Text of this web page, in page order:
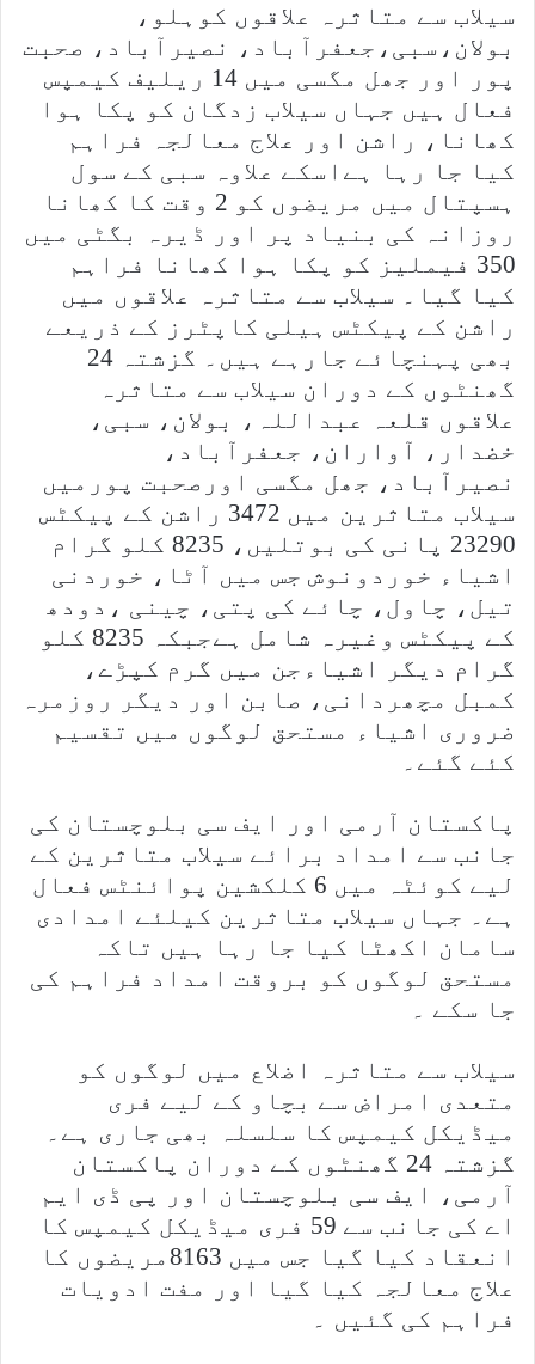
سیلاب سے متاثرہ علاقوں کوہلو،
بولان،سبی،جعفرآباد، نصیرآباد، صحبت
پور اور جھل مگسی میں 14 ریلیف کیمپس
فعال ہیں جہاں سیلاب زدگان کو پکا ہوا
کھانا، راشن اور علاج معالجہ فراہم
کیا جا رہا ہےاسکے علاوہ سبی کے سول
ہسپتال میں مریضوں کو 2 وقت کا کھانا
روزانہ کی بنیاد پر اور ڈیرہ بگٹی میں
350 فیملیز کو پکا ہوا کھانا فراہم
کیا گیا۔ سیلاب سے متاثرہ علاقوں میں
راشن کے پیکٹس ہیلی کاپٹرز کے ذریعے
بھی پہنچائے جارہے ہیں۔ گزشتہ 24
گھنٹوں کے دوران سیلاب سے متاثرہ
علاقوں قلعہ عبداللہ، بولان، سبی،
خضدار، آواران، جعفرآباد،
نصیرآباد، جھل مگسی اورصحبت پورمیں
سیلاب متاثرین میں 3472 راشن کے پیکٹس
23290 پانی کی بوتلیں، 8235 کلو گرام
اشیاء خوردونوش جس میں آٹا، خوردنی
تیل، چاول، چائے کی پتی، چینی ،دودھ
کے پیکٹس وغیرہ شامل ہےجبکہ 8235 کلو
گرام دیگر اشیاءجن میں گرم کپڑے،
کمبل مچھردانی، صابن اور دیگر روزمرہ
ضروری اشیاء مستحق لوگوں میں تقسیم
کئے گئے۔
پاکستان آرمی اور ایف سی بلوچستان کی
جانب سے امداد برائے سیلاب متاثرین کے
لیے کوئٹہ میں 6 کلکشین پوائنٹس فعال
ہے۔ جہاں سیلاب متاثرین کیلئے امدادی
سامان اکھٹا کیا جا رہا ہیں تاکہ
مستحق لوگوں کو بروقت امداد فراہم کی
جا سکے ۔
سیلاب سے متاثرہ اضلاع میں لوگوں کو
متعدی امراض سے بچاو کے لیے فری
میڈیکل کیمپس کا سلسلہ بھی جاری ہے۔
گزشتہ 24 گھنٹوں کے دوران پاکستان
آرمی، ایف سی بلوچستان اور پی ڈی ایم
اے کی جانب سے 59 فری میڈیکل کیمپس کا
انعقاد کیا گیا جس میں 8163مریضوں کا
علاج معالجہ کیا گیا اور مفت ادویات
فراہم کی گئیں ۔